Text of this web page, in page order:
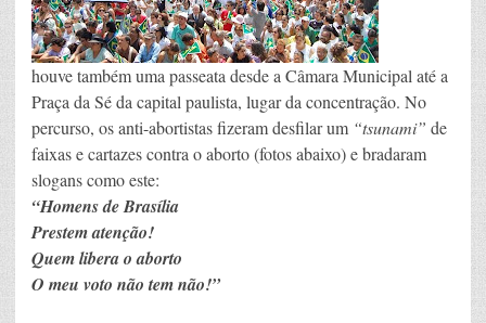
houve também uma passeata desde a Câmara Municipal até a
Praça da Sé da capital paulista, lugar da concentração. No
percurso, os anti-abortistas fizeram desfilar um “tsunami” de
faixas e cartazes contra o aborto (fotos abaixo) e bradaram
slogans como este:
“Homens de Brasília
Prestem atenção!
Quem libera o aborto
O meu voto não tem não!”